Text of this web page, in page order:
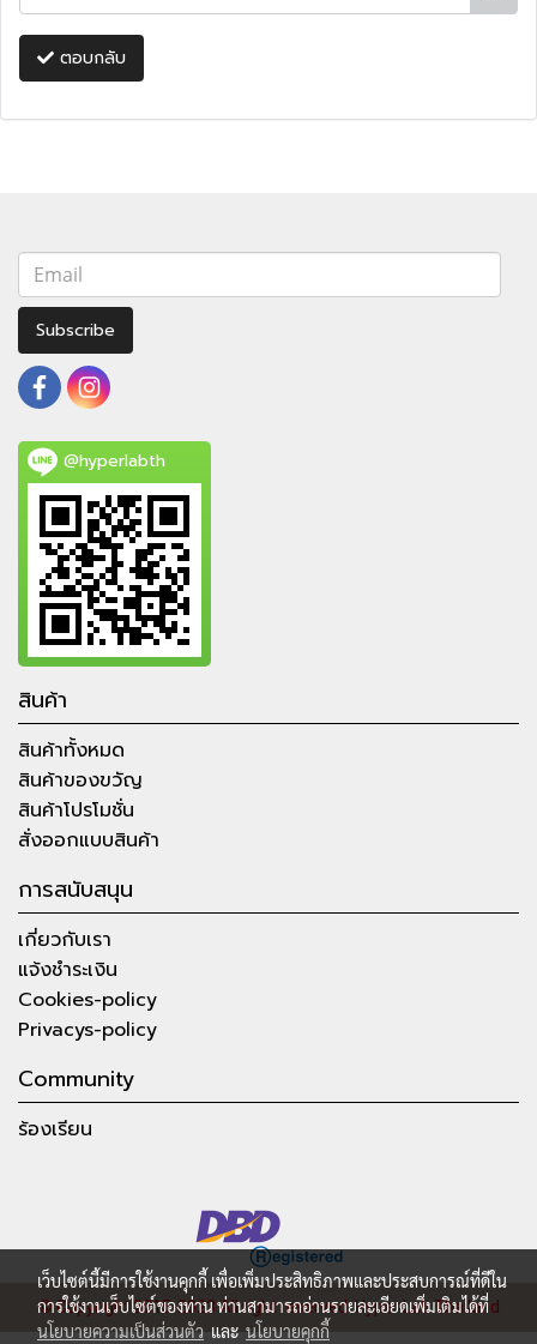
ตอบกลับ
Subscribe
@hyperlabth
สินค้า
สินค้าทั้งหมด
สินค้าของขวัญ
สินค้าโปรโมชั่น
สั่งออกแบบสินค้า
การสนับสนุน
เกี่ยวกับเรา
แจ้งชำระเงิน
Cookies-policy
Privacys-policy
Community
ร้องเรียน
© Copyright 2015-2023 All right reserved.Hyper Lab Thailand
เว็บไซต์นี้มีการใช้งานคุกกี้ เพื่อเพิ่มประสิทธิภาพและประสบการณ์ที่ดีใน
การใช้งานเว็บไซต์ของท่าน ท่านสามารถอ่านรายละเอียดเพิ่มเติมได้ที่
นโยบายความเป็นส่วนตัว และ นโยบายคุกกี้